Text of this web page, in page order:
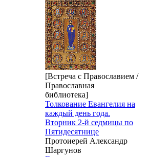
[Встреча с Православием /
Православная
библиотека]
Толкование Евангелия на
каждый день года.
Вторник 2-й седмицы по
Пятидесятнице
Протоиерей Александр
Шаргунов